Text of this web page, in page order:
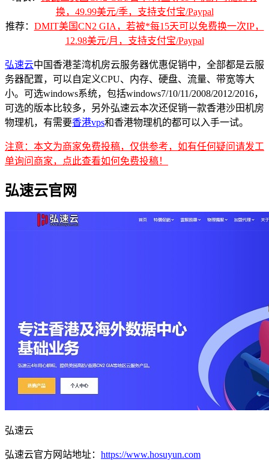
换，49.99美元/季，支持支付宝/Paypal
推荐： DMIT美国CN2 GIA，若被*每15天可以免费换一次IP，
12.98美元/月，支持支付宝/Paypal
弘速云中国香港荃湾机房云服务器优惠促销中，全部都是云服
务器配置，可以自定义CPU、内存、硬盘、流量、带宽等大
小。可选windows系统，包括windows7/10/11/2008/2012/2016，
可选的版本比较多，另外弘速云本次还促销一款香港沙田机房
物理机，有需要香港vps和香港物理机的都可以入手一试。
注意：本文为商家免费投稿，仅供参考，如有任何疑问请发工
单询问商家，点此查看如何免费投稿！
弘速云官网
弘速云
弘速云官方网站地址： https://www.hosuyun.com